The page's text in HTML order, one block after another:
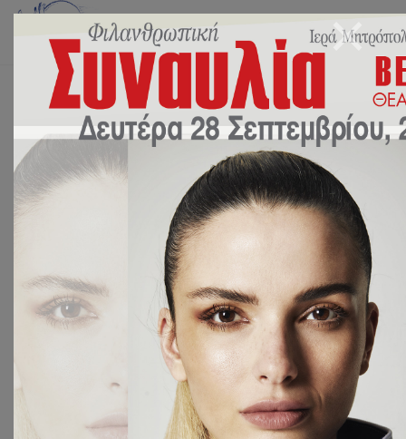
Αρχική Χωρίς Κατηγορία Συγχαρητήρια στους μαθητές μας !
Συγχαρητήρια στους μαθητές
μας !